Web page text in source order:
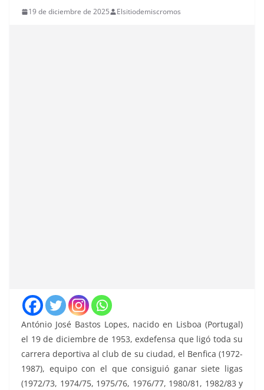
19 de diciembre de 2025 Elsitiodemiscromos
António José Bastos Lopes, nacido en Lisboa (Portugal)
el 19 de diciembre de 1953, exdefensa que ligó toda su
carrera deportiva al club de su ciudad, el Benfica (1972-
1987), equipo con el que consiguió ganar siete ligas
(1972/73, 1974/75, 1975/76, 1976/77, 1980/81, 1982/83 y